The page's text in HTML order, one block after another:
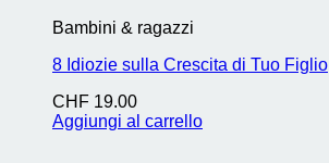
Bambini & ragazzi
8 Idiozie sulla Crescita di Tuo Figlio
CHF 19.00
Aggiungi al carrello